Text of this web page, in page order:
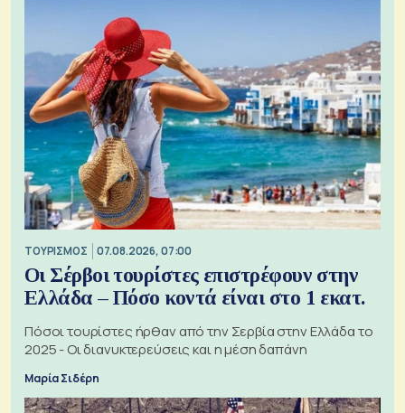
ΤΟΥΡΙΣΜΟΣ 07.08.2026, 07:00
Οι Σέρβοι τουρίστες επιστρέφουν στην
Ελλάδα – Πόσο κοντά είναι στο 1 εκατ.
Πόσοι τουρίστες ήρθαν από την Σερβία στην Ελλάδα το
2025 - Οι διανυκτερεύσεις και η μέση δαπάνη
Μαρία Σιδέρη